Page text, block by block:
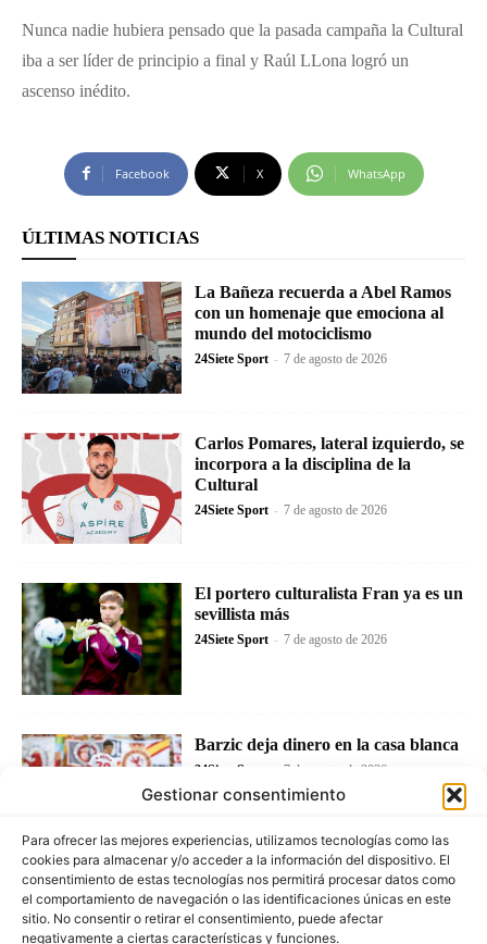
Gestionar consentimiento
Para ofrecer las mejores experiencias, utilizamos tecnologías como las
cookies para almacenar y/o acceder a la información del dispositivo. El
consentimiento de estas tecnologías nos permitirá procesar datos como
el comportamiento de navegación o las identificaciones únicas en este
sitio. No consentir o retirar el consentimiento, puede afectar
negativamente a ciertas características y funciones.
Nunca nadie hubiera pensado que la pasada campaña la Cultural
iba a ser líder de principio a final y Raúl LLona logró un
ascenso inédito.
Facebook X WhatsApp
ÚLTIMAS NOTICIAS
La Bañeza recuerda a Abel Ramos
con un homenaje que emociona al
mundo del motociclismo
24Siete Sport - 7 de agosto de 2026
Carlos Pomares, lateral izquierdo, se
incorpora a la disciplina de la
Cultural
24Siete Sport - 7 de agosto de 2026
El portero culturalista Fran ya es un
sevillista más
24Siete Sport - 7 de agosto de 2026
Barzic deja dinero en la casa blanca
24Siete Sport 7 de agosto de 2026